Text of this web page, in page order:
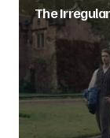
The